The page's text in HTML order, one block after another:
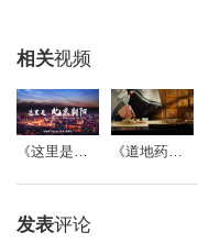
相关视频
《这里是北京朝阳》 《道地药心》同仁堂药材参茸宣传片
发表评论